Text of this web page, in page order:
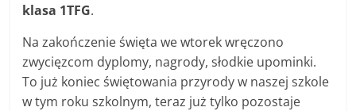
klasa 1TFG.
Na zakończenie święta we wtorek wręczono
zwycięzcom dyplomy, nagrody, słodkie upominki.
To już koniec świętowania przyrody w naszej szkole
w tym roku szkolnym, teraz już tylko pozostaje